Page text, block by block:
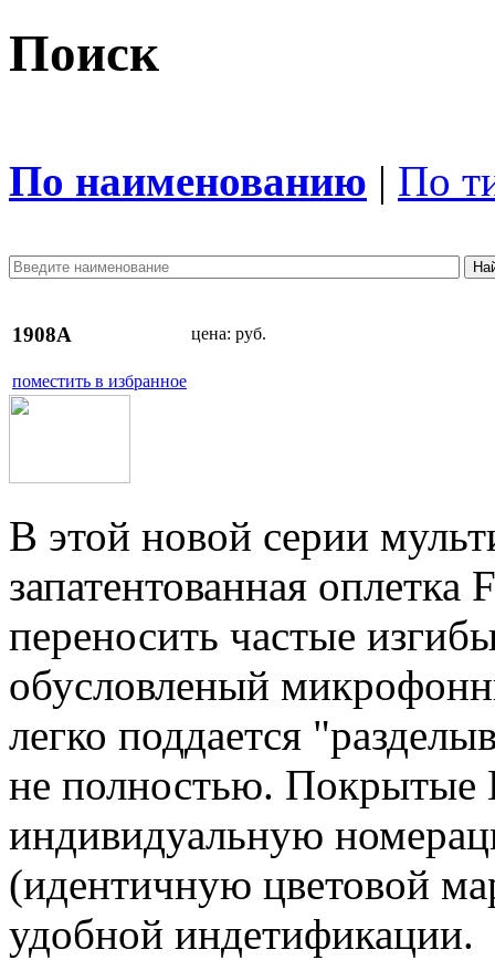
Поиск
По наименованию | По
1908A цена: руб.
поместить в избранное
В этой новой серии
запатентованная
переносить частые
обусловленый
легко поддается
не полностью.
индивидуальную
(идентичную цветовой
удобной индетификации.